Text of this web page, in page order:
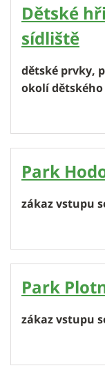
Dětské
sídliště
dětské prvky,
okolí
Park
zákaz vstupu
Park
zákaz vstupu